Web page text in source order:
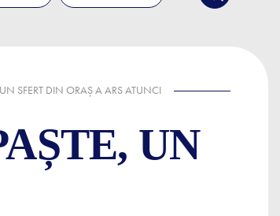
SFERT DIN ORAȘ A ARS ATUNCI
UN